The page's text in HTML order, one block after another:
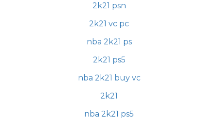
2k21 psn
2k21 vc pc
nba 2k21 ps
2k21 ps5
nba 2k21 buy vc
2k21
nba 2k21 ps5